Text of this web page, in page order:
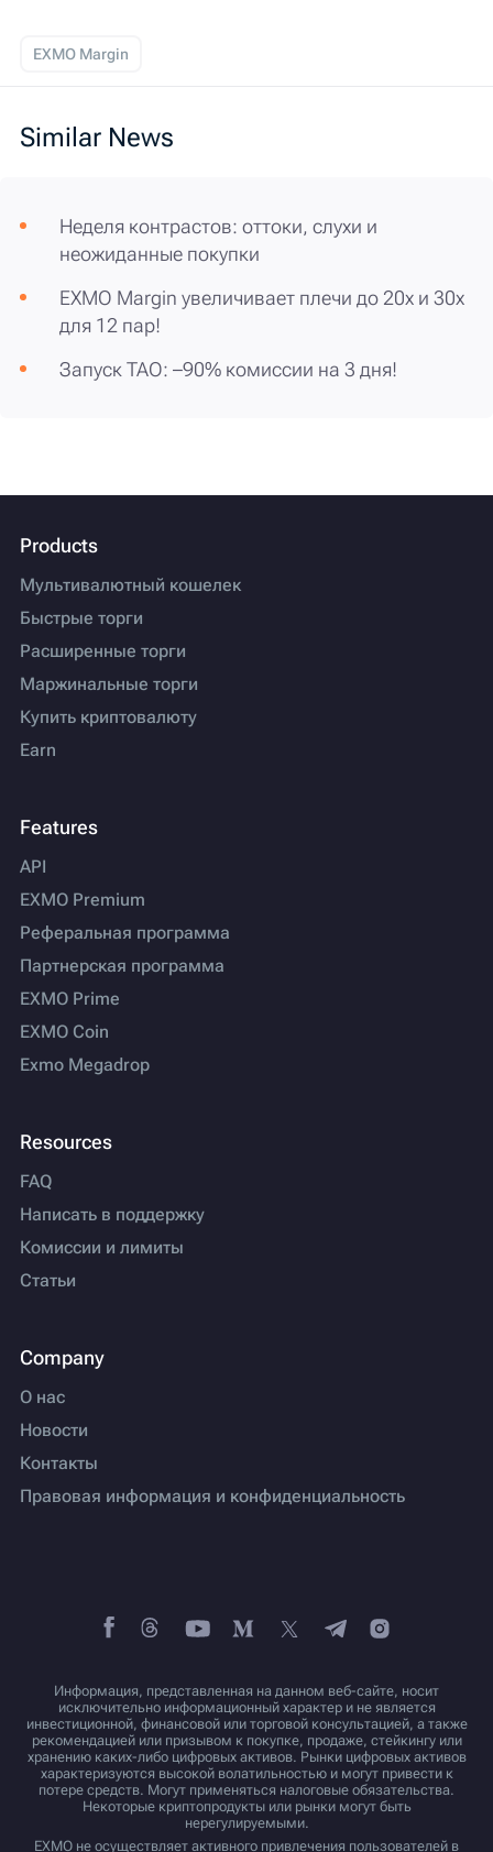
EXMO Margin
Similar News
Неделя контрастов: оттоки, слухи и
неожиданные покупки
EXMO Margin увеличивает плечи до 20х и 30х
для 12 пар!
Запуск TAO: –90% комиссии на 3 дня!
Products
Мультивалютный кошелек
Быстрые торги
Расширенные торги
Маржинальные торги
Купить криптовалюту
Earn
Features
API
EXMO Premium
Реферальная программа
Партнерская программа
EXMO Prime
EXMO Coin
Exmo Megadrop
Resources
FAQ
Написать в поддержку
Комиссии и лимиты
Статьи
Company
О нас
Новости
Контакты
Правовая информация и конфиденциальность
Информация, представленная на данном веб-сайте, носит
исключительно информационный характер и не является
инвестиционной, финансовой или торговой консультацией, а также
рекомендацией или призывом к покупке, продаже, стейкингу или
хранению каких-либо цифровых активов. Рынки цифровых активов
характеризуются высокой волатильностью и могут привести к
потере средств. Могут применяться налоговые обязательства.
Некоторые криптопродукты или рынки могут быть
нерегулируемыми.
EXMO не осуществляет активного привлечения пользователей в